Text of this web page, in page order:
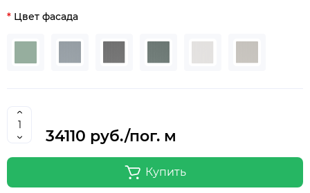
Цвет фасада
34110 руб./пог. м
Купить